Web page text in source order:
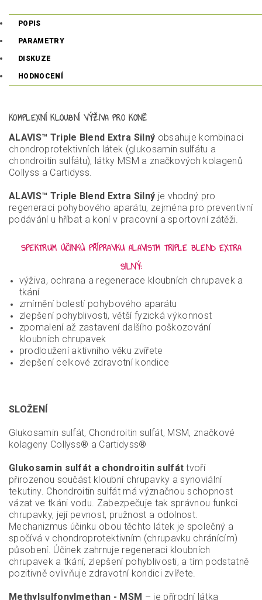
POPIS
PARAMETRY
DISKUZE
HODNOCENÍ
KOMPLEXNÍ KLOUBNÍ VÝŽIVA PRO KONĚ
ALAVIS™ Triple Blend Extra Silný obsahuje kombinaci
chondroprotek­tivních látek (glukosamin sulfátu a
chondroitin sulfátu), látky MSM a značkových kolagenů
Collyss a Cartidyss.
ALAVIS™ Triple Blend Extra Silný je vhodný pro
regeneraci pohybového aparátu, zejména pro preventivní
podávání u hříbat a koní v pracovní a sportovní zátěži.
SPEKTRUM ÚČINKŮ PŘÍPRAVKU ALAVIS™ TRIPLE BLEND EXTRA
SILNÝ:
výživa, ochrana a regenerace kloubních chrupavek a
tkání
zmírnění bolestí pohybového aparátu
zlepšení pohyblivosti, větší fyzická výkonnost
zpomalení až zastavení dalšího poškozování
kloubních chrupavek
prodloužení aktivního věku zvířete
zlepšení celkové zdravotní kondice
SLOŽENÍ
Glukosamin sulfát, Chondroitin sulfát, MSM, značkové
kolageny Collyss® a Cartidyss®
Glukosamin sulfát a chondroitin sulfát tvoří
přirozenou součást kloubní chrupavky a synoviální
tekutiny. Chondroitin sulfát má význačnou schopnost
vázat ve tkáni vodu. Zabezpečuje tak správnou funkci
chrupavky, její pevnost, pružnost a odolnost.
Mechanizmus účinku obou těchto látek je společný a
spočívá v chondroprotektivním (chrupavku chránícím)
působení. Účinek zahrnuje regeneraci kloubních
chrupavek a tkání, zlepšení pohyblivosti, a tím podstatně
pozitivně ovlivňuje zdravotní kondici zvířete.
Methylsulfonylmethan - MSM – je přírodní látka